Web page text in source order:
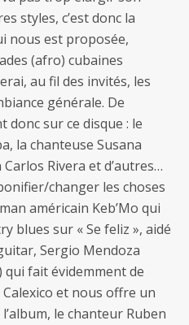
styles, c’est donc la
nous est proposée,
(afro) cubaines
au fil des invités, les
générale. De
sur ce disque : le
la chanteuse Susana
Rivera et d’autres…
changer les choses
américain Keb’Mo qui
blues sur « Se feliz », aidé
Sergio Mendoza
qui fait évidemment de
et nous offre un
le chanteur Ruben